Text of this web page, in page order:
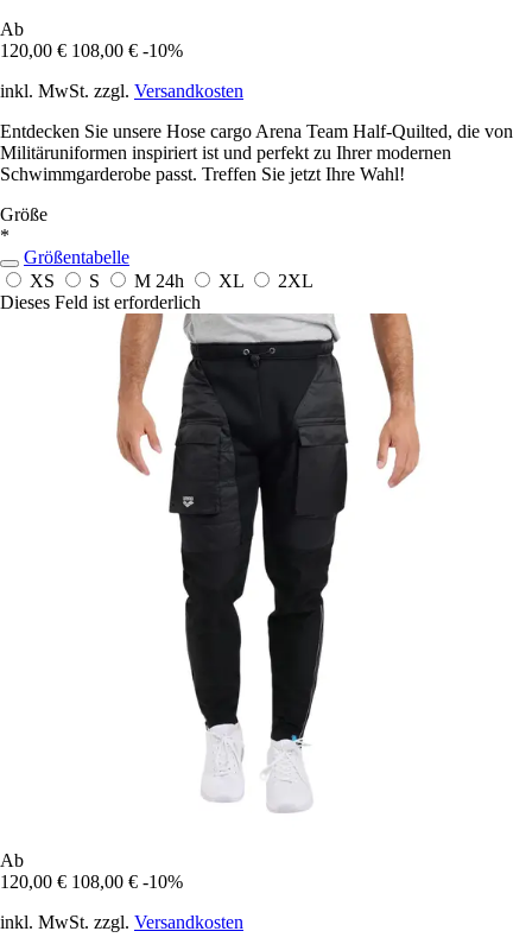
Ab
120,00 € 108,00 € -10%
inkl. MwSt. zzgl. Versandkosten
Entdecken Sie unsere Hose cargo Arena Team Half-Quilted, die von
Militäruniformen inspiriert ist und perfekt zu Ihrer modernen
Schwimmgarderobe passt. Treffen Sie jetzt Ihre Wahl!
Größe
*
Größentabelle
XS
S M 24h XL
2XL
Dieses Feld ist erforderlich
Ab
120,00 € 108,00 € -10%
inkl. MwSt. zzgl. Versandkosten